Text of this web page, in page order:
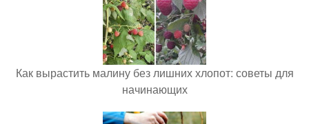
Как вырастить малину без лишних хлопот: советы для
начинающих